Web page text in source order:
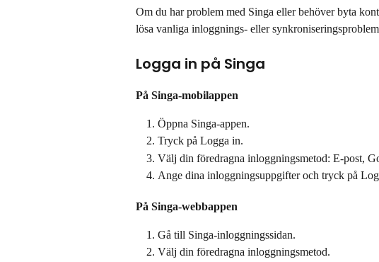
Om du har problem med Singa eller behöver byta
lösa vanliga inloggnings- eller
Logga in på Singa
På Singa-mobilappen
Öppna Singa-appen.
Tryck på Logga in.
Välj din föredragna inloggningsmetod: E-post,
Ange dina inloggningsuppgifter och tryck på
På Singa-webbappen
Gå till Singa-inloggningssidan.
Välj din föredragna inloggningsmetod.